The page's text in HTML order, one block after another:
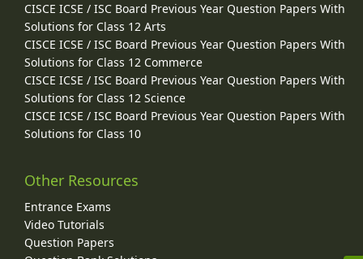
CISCE ICSE / ISC Board Previous Year Question Papers With
Solutions for Class 12 Arts
CISCE ICSE / ISC Board Previous Year Question Papers With
Solutions for Class 12 Commerce
CISCE ICSE / ISC Board Previous Year Question Papers With
Solutions for Class 12 Science
CISCE ICSE / ISC Board Previous Year Question Papers With
Solutions for Class 10
Other Resources
Entrance Exams
Video Tutorials
Question Papers